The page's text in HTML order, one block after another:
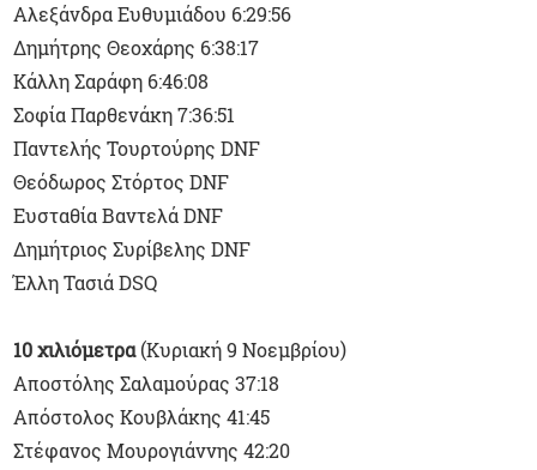
Αλεξάνδρα Ευθυμιάδου 6:29:56
Δημήτρης Θεοχάρης 6:38:17
Κάλλη Σαράφη 6:46:08
Σοφία Παρθενάκη 7:36:51
Παντελής Τουρτούρης DNF
Θεόδωρος Στόρτος DNF
Ευσταθία Βαντελά DNF
Δημήτριος Συρίβελης DNF
Έλλη Τασιά DSQ
10 χιλιόμετρα(Κυριακή 9 Νοεμβρίου)
Αποστόλης Σαλαμούρας 37:18
Απόστολος Κουβλάκης 41:45
Στέφανος Μουρογιάννης 42:20